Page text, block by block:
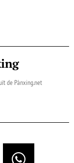
de Pànxing.net​